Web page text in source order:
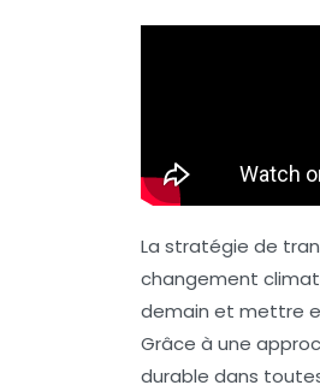
La stratégie de
changement
demain et mettre
Grâce à une
durable dans